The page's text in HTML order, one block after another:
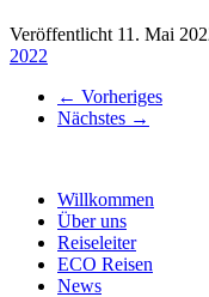
Veröffentlicht 11. Mai
2022
← Vorheriges
Nächstes →
Willkommen
Über uns
Reiseleiter
ECO Reisen
News